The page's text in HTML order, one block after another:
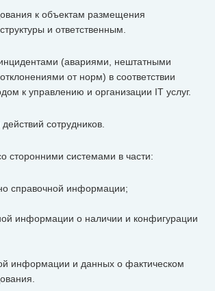
к объектам размещения
и ответственным.
(авариями, нештатными
от норм) в соответствии
к управлению и организации IT услуг.
сотрудников.
сторонними системами в части:
справочной информации;
информации о наличии и конфигурации
информации и данных о фактическом